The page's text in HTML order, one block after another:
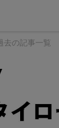
去の記事一覧